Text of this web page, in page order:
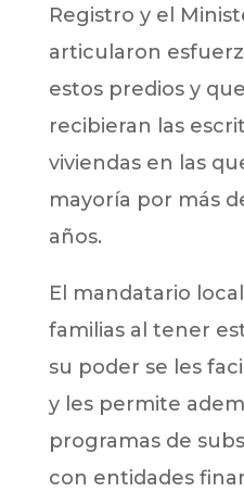
Registro y el
articularon
estos predios y
recibieran las
viviendas en las
mayoría por más
años.
El mandatario
familias al tener
su poder se les
y les permite
programas de
con entidades